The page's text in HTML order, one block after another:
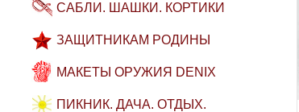
САБЛИ. ШАШКИ. КОРТИКИ
ЗАЩИТНИКАМ РОДИНЫ
МАКЕТЫ ОРУЖИЯ DENIX
ПИКНИК. ДАЧА. ОТДЫХ.